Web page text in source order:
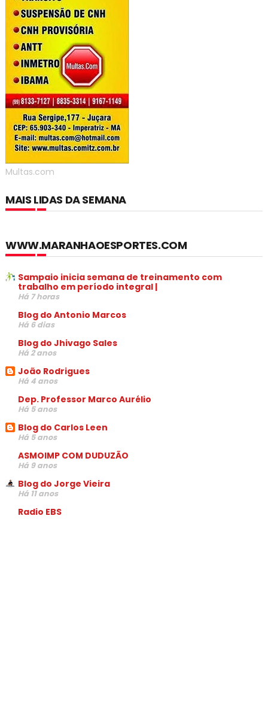
Multas.com
MAIS LIDAS DA SEMANA
WWW.MARANHAOESPORTES.COM
Sampaio inicia semana de treinamento com
trabalho em período integral |
Há 7 horas
Blog do Antonio Marcos
Há 6 dias
Blog do Jhivago Sales
Há 2 anos
João Rodrigues
Há 4 anos
Dep. Professor Marco Aurélio
Há 5 anos
Blog do Carlos Leen
Há 5 anos
ASMOIMP COM DUDUZÃO
Há 9 anos
Blog do Jorge Vieira
Há 11 anos
Radio EBS